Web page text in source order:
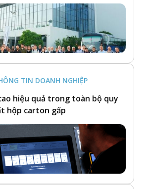
TIN DOANH NGHIỆP
hiệu quả trong toàn bộ quy
hộp carton gấp